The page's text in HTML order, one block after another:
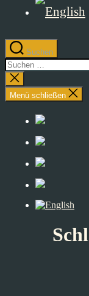
Suchen
Suchen
nach:
Suche
schließen
Menü schließen